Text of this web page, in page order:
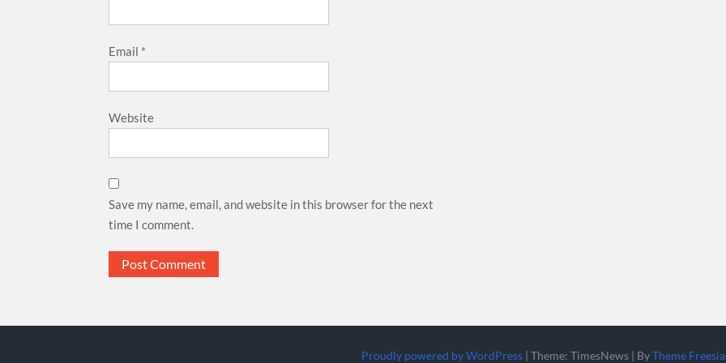
Email *
Website
Save my name, email, and website in this browser for the next
time I comment.
Proudly powered by WordPress | Theme: TimesNews | ByTheme Freesia